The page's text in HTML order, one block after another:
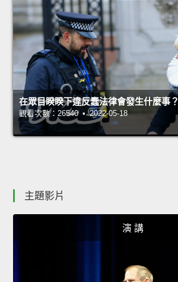
在眾目睽睽下違反蠢法律會發生什麼事？
觀看次數：26540 • 2022-05-18
主題影片
演 講